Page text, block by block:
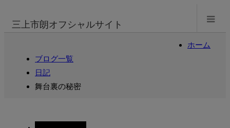
三上市朗オフシャルサイト
ホーム
ブログ一覧
日記
舞台裏の秘密